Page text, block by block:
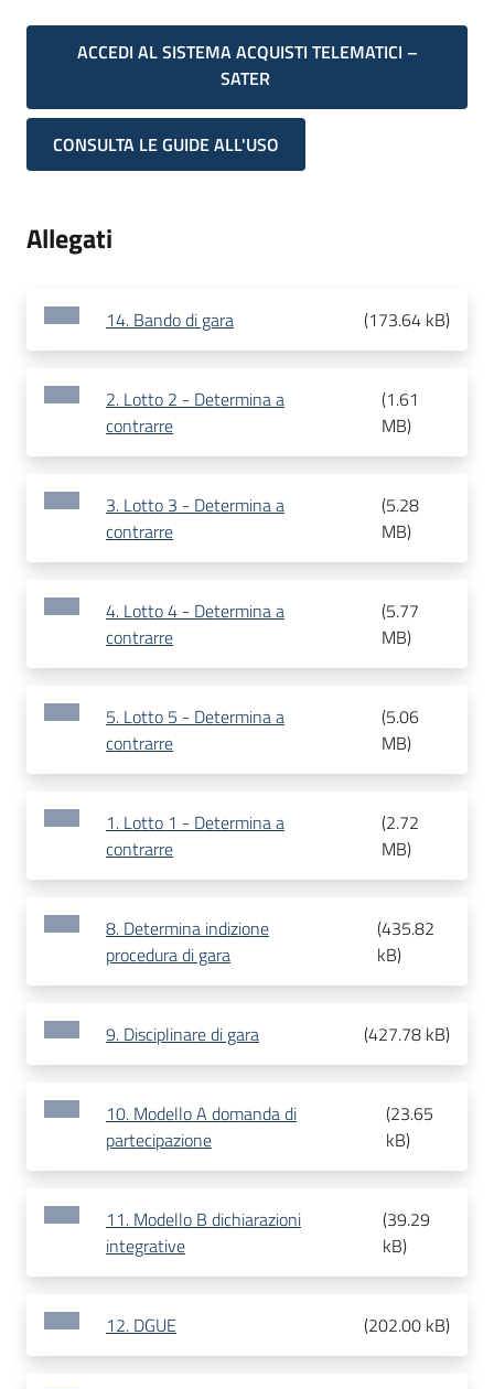
ACCEDI AL SISTEMA ACQUISTI TELEMATICI –
SATER
CONSULTA LE GUIDE ALL'USO
Allegati
14. Bando di gara (173.64 kB)
2. Lotto 2 - Determina a
contrarre
(1.61
MB)
3. Lotto 3 - Determina a
contrarre
(5.28
MB)
4. Lotto 4 - Determina a
contrarre
(5.77
MB)
5. Lotto 5 - Determina a
contrarre
(5.06
MB)
1. Lotto 1 - Determina a
contrarre
(2.72
MB)
8. Determina indizione
procedura di gara
(435.82
kB)
9. Disciplinare di gara (427.78 kB)
10. Modello A domanda di
partecipazione
(23.65
kB)
11. Modello B dichiarazioni
integrative
(39.29
kB)
12. DGUE (202.00 kB)